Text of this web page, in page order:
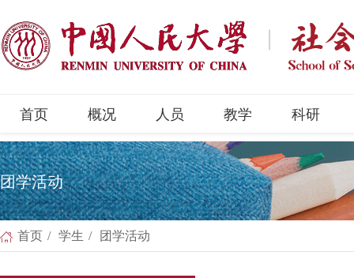
首页 概况 人员 教学 科研
团学活动
首页 / 学生 / 团学活动